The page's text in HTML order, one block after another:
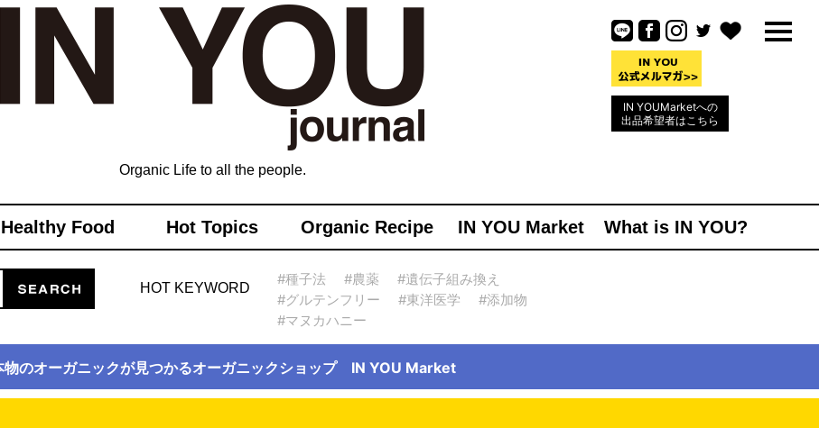
IN YOUMarketへの
出品希望者はこちら
Organic Life to all the people.
Healthy Food Hot Topics Organic Recipe IN YOU Market What is IN YOU?
HOT KEYWORD
#種子法 #農薬
#遺伝子組み換え
#グルテンフリー
#東洋医学
#添加物
#マヌカハニー
物のオーガニックが見つかるオーガニックショップ IN YOU Market